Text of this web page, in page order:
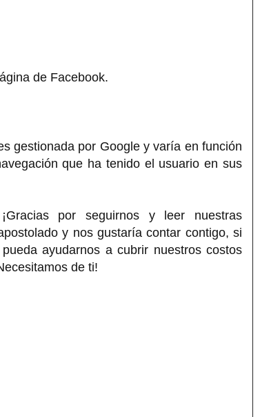
de Facebook.
gestionada por Google y varía en función
que ha tenido el usuario en sus
por seguirnos y leer nuestras
y nos gustaría contar contigo, si
ayudarnos a cubrir nuestros costos
de ti!